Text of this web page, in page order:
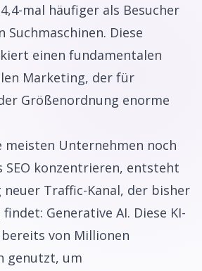
mal häufiger als Besucher
Diese
einen fundamentalen
Marketing, der für
Größenordnung enorme
meisten Unternehmen noch
konzentrieren, entsteht
Traffic-Kanal, der bisher
Generative AI. Diese KI-
von Millionen
genutzt, um